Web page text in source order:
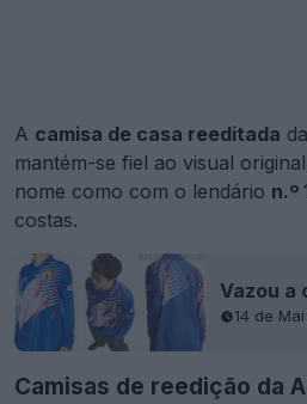
A camisa de casa reeditada da
mantém-se fiel ao visual
nome como com o lendário n.º
costas.
14 de
Camisas de reedição da